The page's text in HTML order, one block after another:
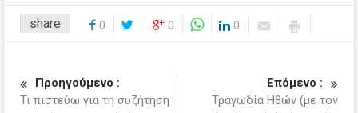
share 0 0 0
Προηγούμενο :
Τι πιστεύω για τη συζήτηση
Επόμενο :
Τραγωδία Ηθών (με τον